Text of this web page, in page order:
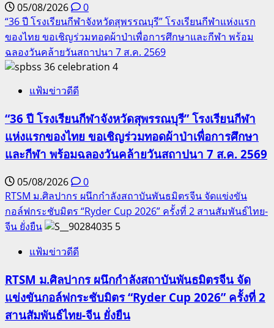
05/08/2026
0
“36 ปี โรงเรียนกีฬาจังหวัดสุพรรณบุรี” โรงเรียนกีฬาแห่งแรก
ของไทย ขอเชิญร่วมทอดผ้าป่าเพื่อการศึกษาและกีฬา พร้อม
ฉลองวันคล้ายวันสถาปนา 7 ส.ค. 2569
4
แฟ้มข่าวดีดี
“36 ปี โรงเรียนกีฬาจังหวัดสุพรรณบุรี” โรงเรียนกีฬา
แห่งแรกของไทย ขอเชิญร่วมทอดผ้าป่าเพื่อการศึกษา
และกีฬา พร้อมฉลองวันคล้ายวันสถาปนา 7 ส.ค. 2569
05/08/2026
0
RTSM ม.ศิลปากร ผนึกกำลังสถาบันพันธมิตรจีน จัดแข่งขัน
กอล์ฟกระชับมิตร “Ryder Cup 2026” ครั้งที่ 2 สานสัมพันธ์ไทย-
จีน ยั่งยืน
5
แฟ้มข่าวดีดี
RTSM ม.ศิลปากร ผนึกกำลังสถาบันพันธมิตรจีน จัด
แข่งขันกอล์ฟกระชับมิตร “Ryder Cup 2026” ครั้งที่ 2
สานสัมพันธ์ไทย-จีน ยั่งยืน